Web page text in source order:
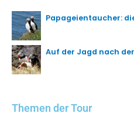
Papageientaucher:
Auf der Jagd nach
Themen der Tour